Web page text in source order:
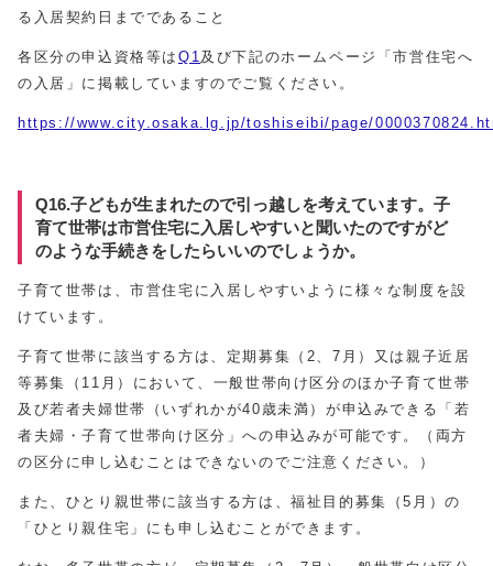
る入居契約日までであること
各区分の申込資格等は Q1及び下記のホームページ「市営住宅へ
の入居」に掲載していますのでご覧ください。
https://www.city.osaka.lg.jp/toshiseibi/page/
Q16.子どもが生まれたので引っ越しを考えています。子
育て世帯は市営住宅に入居しやすいと聞いたのですがど
のような手続きをしたらいいのでしょうか。
子育て世帯は、市営住宅に入居しやすいように様々な制度を設
けています。
子育て世帯に該当する方は、定期募集（2、7月）又は親子近居
等募集（11月）において、一般世帯向け区分のほか子育て世帯
及び若者夫婦世帯（いずれかが40歳未満）が申込みできる「若
者夫婦・子育て世帯向け区分」への申込みが可能です。（両方
の区分に申し込むことはできないのでご注意ください。）
また、ひとり親世帯に該当する方は、福祉目的募集（5月）の
「ひとり親住宅」にも申し込むことができます。